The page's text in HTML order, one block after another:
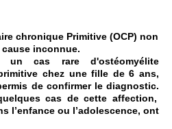
chronique Primitive (OCP) non
inconnue.
un cas rare d'ostéomyélite
chez une fille de 6 ans,
de confirmer le diagnostic.
cas de cette affection,
l’enfance ou l’adolescence, ont